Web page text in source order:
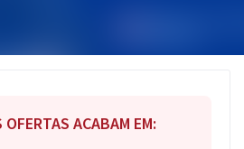
OFERTAS ACABAM EM: